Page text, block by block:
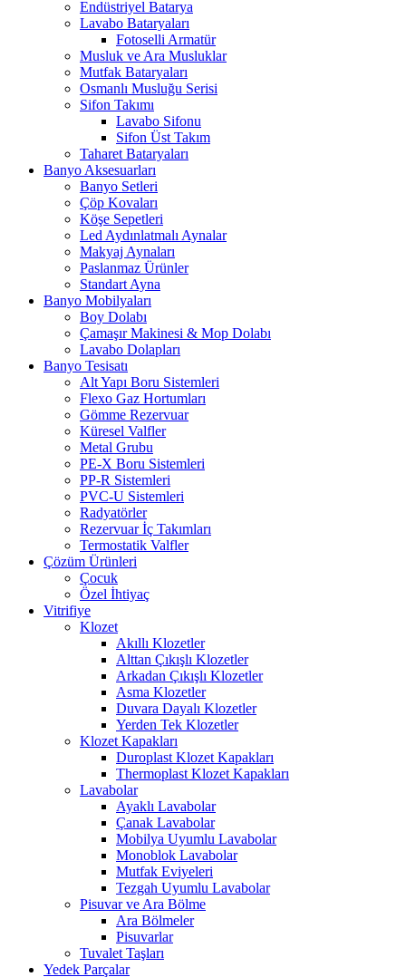
Endüstriyel Batarya
Lavabo Bataryaları
Fotoselli Armatür
Musluk ve Ara Musluklar
Mutfak Bataryaları
Osmanlı Musluğu Serisi
Sifon Takımı
Lavabo Sifonu
Sifon Üst Takım
Taharet Bataryaları
Banyo Aksesuarları
Banyo Setleri
Çöp Kovaları
Köşe Sepetleri
Led Aydınlatmalı Aynalar
Makyaj Aynaları
Paslanmaz Ürünler
Standart Ayna
Banyo Mobilyaları
Boy Dolabı
Çamaşır Makinesi & Mop Dolabı
Lavabo Dolapları
Banyo Tesisatı
Alt Yapı Boru Sistemleri
Flexo Gaz Hortumları
Gömme Rezervuar
Küresel Valfler
Metal Grubu
PE-X Boru Sistemleri
PP-R Sistemleri
PVC-U Sistemleri
Radyatörler
Rezervuar İç Takımları
Termostatik Valfler
Çözüm Ürünleri
Çocuk
Özel İhtiyaç
Vitrifiye
Klozet
Akıllı Klozetler
Alttan Çıkışlı Klozetler
Arkadan Çıkışlı Klozetler
Asma Klozetler
Duvara Dayalı Klozetler
Yerden Tek Klozetler
Klozet Kapakları
Duroplast Klozet Kapakları
Thermoplast Klozet Kapakları
Lavabolar
Ayaklı Lavabolar
Çanak Lavabolar
Mobilya Uyumlu Lavabolar
Monoblok Lavabolar
Mutfak Eviyeleri
Tezgah Uyumlu Lavabolar
Pisuvar ve Ara Bölme
Ara Bölmeler
Pisuvarlar
Tuvalet Taşları
Yedek Parçalar